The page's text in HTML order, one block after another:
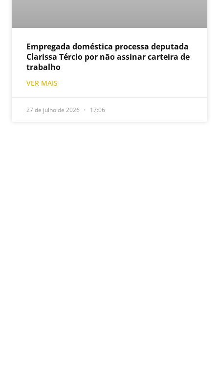
Empregada doméstica processa deputada
Clarissa Tércio por não assinar carteira de
trabalho
VER MAIS
27 de julho de 2026 17:06